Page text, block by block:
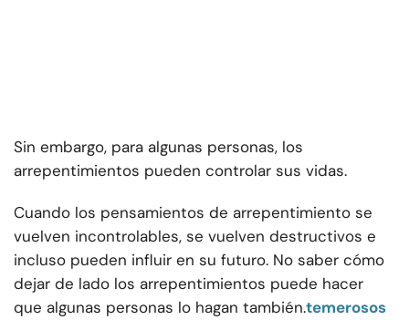
Sin embargo, para algunas personas, los
arrepentimientos pueden controlar sus vidas.
Cuando los pensamientos de arrepentimiento se
vuelven incontrolables, se vuelven destructivos e
incluso pueden influir en su futuro. No saber cómo
dejar de lado los arrepentimientos puede hacer
que algunas personas lo hagan también.temerosos